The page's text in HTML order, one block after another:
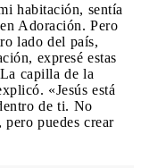
habitación, sentía
Adoración. Pero
lado del país,
expresé estas
capilla de la
«Jesús está
de ti. No
puedes crear